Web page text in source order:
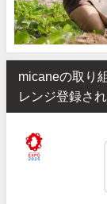
micaneの取り
レンジ登録され